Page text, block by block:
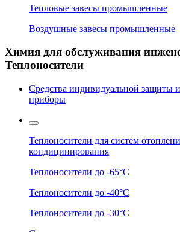
Тепловые завесы промышленные
Воздушные завесы промышленные
Химия для обслуживания
Теплоносители
Средства индивидуальной защиты
приборы
Теплоносители для систем
кондицинирования
Теплоносители до -65°C
Теплоносители до -40°C
Теплоносители до -30°C